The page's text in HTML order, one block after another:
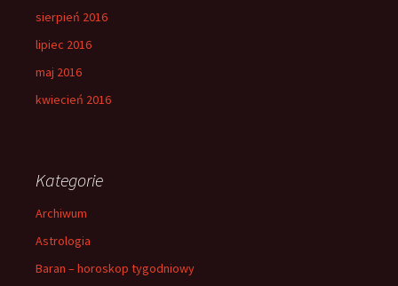
sierpień 2016
lipiec 2016
maj 2016
kwiecień 2016
Kategorie
Archiwum
Astrologia
Baran – horoskop tygodniowy